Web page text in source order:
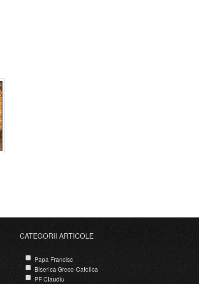
CATEGORII ARTICOLE
Papa Francisc
Biserica Greco-Catolica
PF Claudiu